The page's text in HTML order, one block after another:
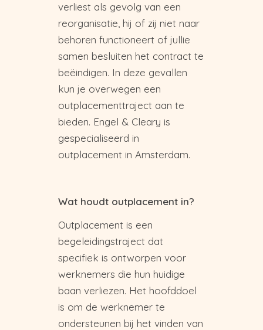
verliest als gevolg van een
reorganisatie, hij of zij niet naar
behoren functioneert of jullie
samen besluiten het contract te
beëindigen. In deze gevallen
kun je overwegen een
outplacementtraject aan te
bieden. Engel & Cleary is
gespecialiseerd in
outplacement in Amsterdam.
Wat houdt outplacement in?
Outplacement is een
begeleidingstraject dat
specifiek is ontworpen voor
werknemers die hun huidige
baan verliezen. Het hoofddoel
is om de werknemer te
ondersteunen bij het vinden van